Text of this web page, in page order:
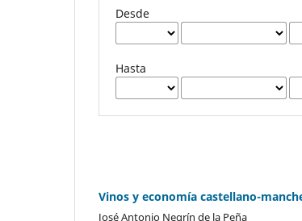
Desde
Hasta
Vinos y economía castellano-
José Antonio Negrín de la Peña